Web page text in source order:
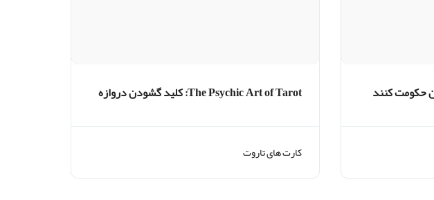
The Psychic Art of Tarot: کلید گشودن دروازه
کارت های تاروت